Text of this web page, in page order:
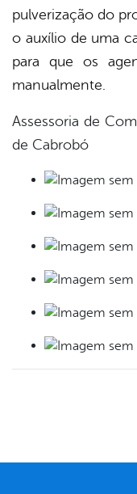
pulverização do
o auxílio de uma
para que os
manualmente.
Assessoria de
de Cabrobó